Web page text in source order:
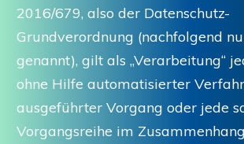
2016/679, also der Datenschutz-
Grundverordnung (nachfolgend
genannt), gilt als „Verarbeitung“
ohne Hilfe automatisierter
ausgeführter Vorgang oder jede
Vorgangsreihe im